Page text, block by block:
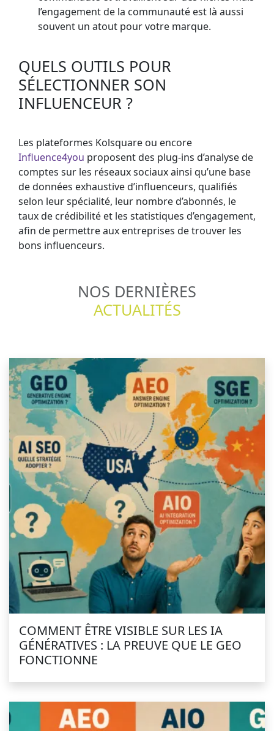
l’engagement de la communauté est là aussi
souvent un atout pour votre marque.
QUELS OUTILS POUR
SÉLECTIONNER SON
INFLUENCEUR ?
Les plateformes Kolsquare ou encore
Influence4you proposent des plug-ins d’analyse de
comptes sur les réseaux sociaux ainsi qu’une base
de données exhaustive d’influenceurs, qualifiés
selon leur spécialité, leur nombre d’abonnés, le
taux de crédibilité et les statistiques d’engagement,
afin de permettre aux entreprises de trouver les
bons influenceurs.
NOS DERNIÈRES
ACTUALITÉS
COMMENT ÊTRE VISIBLE SUR LES IA
GÉNÉRATIVES : LA PREUVE QUE LE GEO
FONCTIONNE